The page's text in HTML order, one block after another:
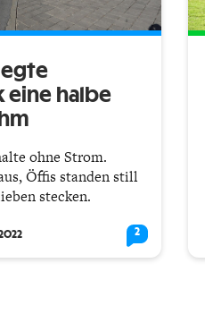
eine halbe
ohne Strom.
Öffis standen still
stecken.
2